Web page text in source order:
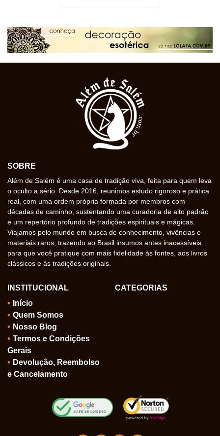
SOBRE
Além de Salém é uma casa de tradição viva, feita para quem leva
o oculto a sério. Desde 2016, reunimos estudo rigoroso e prática
real, com uma ordem própria formada por membros com
décadas de caminho, sustentando uma curadoria de alto padrão
e um repertório profundo de tradições espirituais e mágicas.
Viajamos pelo mundo em busca de conhecimento, vivências e
materiais raros, trazendo ao Brasil insumos antes inacessíveis
para que você pratique com mais fidelidade às fontes, aos livros
clássicos e às tradições originais.
INSTITUCIONAL
Início
Quem Somos
Nosso Blog
Termos e Condições
Gerais
Devolução, Reembolso
e Cancelamento
CATEGORIAS